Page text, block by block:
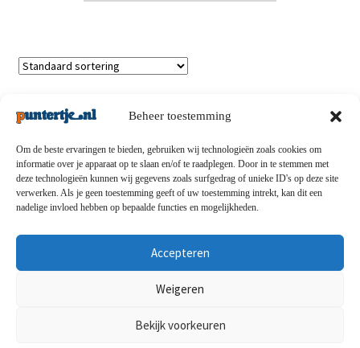
Beheer toestemming
Om de beste ervaringen te bieden, gebruiken wij technologieën zoals cookies om
informatie over je apparaat op te slaan en/of te raadplegen. Door in te stemmen met
deze technologieën kunnen wij gegevens zoals surfgedrag of unieke ID's op deze site
verwerken. Als je geen toestemming geeft of uw toestemming intrekt, kan dit een
nadelige invloed hebben op bepaalde functies en mogelijkheden.
Accepteren
Weigeren
Bekijk voorkeuren
Privacybeleid-Verzending en retouren-Algemene
voorwaarden-Disclaimert-Betaalmethoden-Over ons
Contact